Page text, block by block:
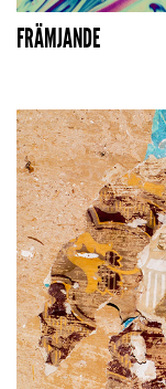
FRÄMJANDE